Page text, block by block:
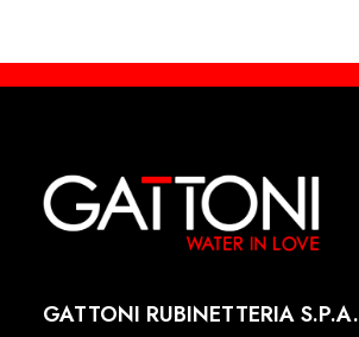
GATTONI RUBINETTERIA S.P.A.